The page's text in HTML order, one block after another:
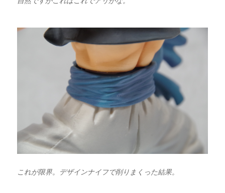
これが限界。デザインナイフで削りまくった結果。